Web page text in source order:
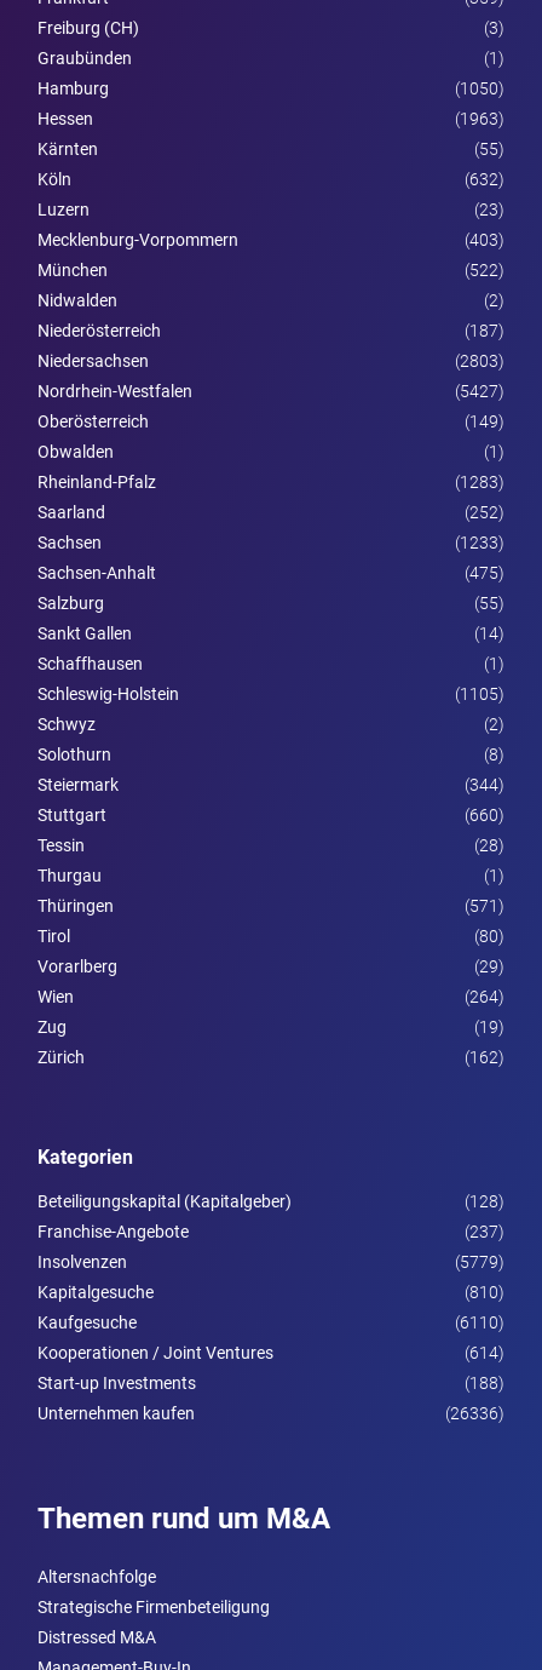
Freiburg (CH)
(3)
Graubünden
(1)
Hamburg
(1050)
Hessen
(1963)
Kärnten
(55)
Köln
(632)
Luzern
(23)
Mecklenburg-Vorpommern
(403)
München
(522)
Nidwalden
(2)
Nieder­österreich
(187)
Niedersachsen
(2803)
Nordrhein-Westfalen
(5427)
Ober­österreich
(149)
Obwalden
(1)
Rheinland-Pfalz
(1283)
Saarland
(252)
Sachsen
(1233)
Sachsen-Anhalt
(475)
Salzburg
(55)
Sankt Gallen
(14)
Schaffhausen
(1)
Schleswig-Holstein
(1105)
Schwyz
(2)
Solothurn
(8)
Steier­mark
(344)
Stuttgart
(660)
Tessin
(28)
Thurgau
(1)
Thüringen
(571)
Tirol
(80)
Vorarl­berg
(29)
Wien
(264)
Zug
(19)
Zürich
(162)
Kategorien
Beteiligungskapital (Kapitalgeber)
(128)
Franchise-Angebote
(237)
Insolvenzen
(5779)
Kapitalgesuche
(810)
Kaufgesuche
(6110)
Kooperationen / Joint Ventures
(614)
Start-up Investments
(188)
Unternehmen kaufen
(26336)
Themen rund um M&A
Altersnachfolge
Strategische Firmenbeteiligung
Distressed M&A